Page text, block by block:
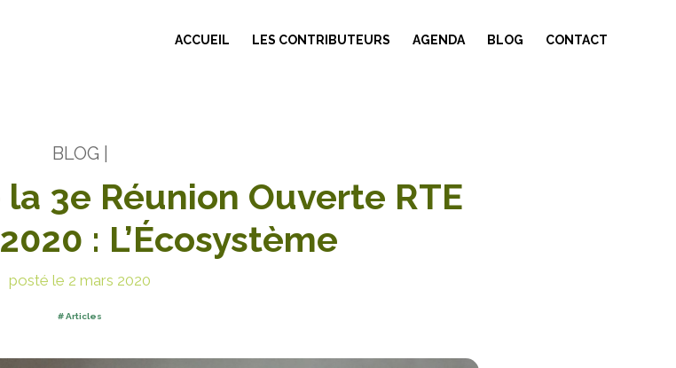
ACCUEIL LES CONTRIBUTEURS AGENDA BLOG CONTACT
BLOG
3e Réunion Ouverte RTE
: L’Écosystème
posté le 2 mars 2020
Articles